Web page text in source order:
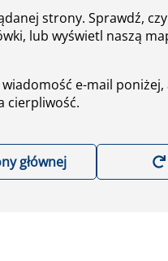
strony. Sprawdź,
lub wyświetl naszą
e-mail
cierpliwość.
głównej